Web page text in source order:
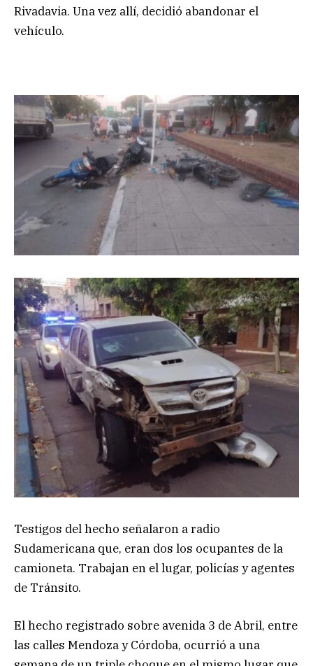
Rivadavia. Una vez allí, decidió abandonar el
vehículo.
Testigos del hecho señalaron a radio
Sudamericana que, eran dos los ocupantes de la
camioneta. Trabajan en el lugar, policías y agentes
de Tránsito.
El hecho registrado sobre avenida 3 de Abril, entre
las calles Mendoza y Córdoba, ocurrió a una